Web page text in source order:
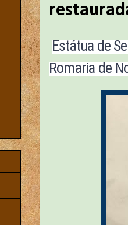
Estátua de
Romaria de